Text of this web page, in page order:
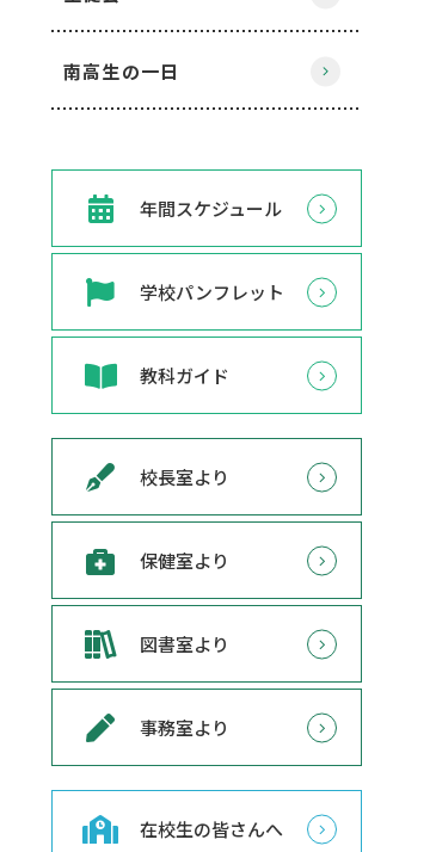
南高生の一日
年間スケジュール
学校パンフレット
教科ガイド
校長室より
保健室より
図書室より
事務室より
在校生の皆さんへ